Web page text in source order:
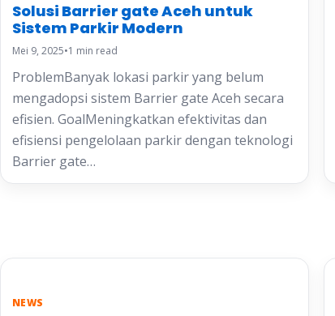
Solusi Barrier gate Aceh untuk
Sistem Parkir Modern
Mei 9, 2025•1 min read
ProblemBanyak lokasi parkir yang belum
mengadopsi sistem Barrier gate Aceh secara
efisien. GoalMeningkatkan efektivitas dan
efisiensi pengelolaan parkir dengan teknologi
Barrier gate…
NEWS